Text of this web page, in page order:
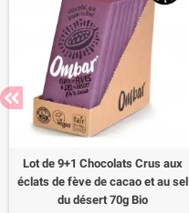
Lot de 9+1 Chocolats Crus aux
éclats de fève de cacao et au sel
du désert 70g Bio